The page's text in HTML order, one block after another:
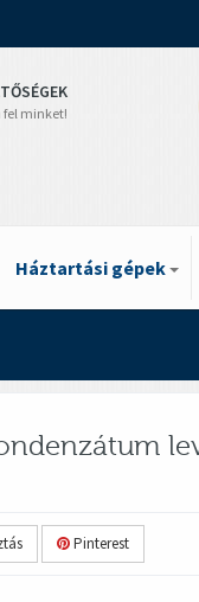
fel minket!
Háztartási gépek
Pinterest